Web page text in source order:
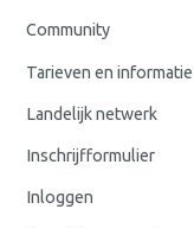
Community
Tarieven en informatie
Landelijk netwerk
Inschrijfformulier
Inloggen